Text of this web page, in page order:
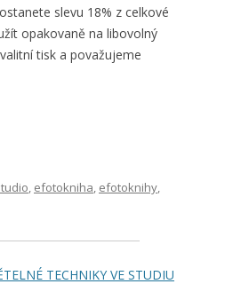
slevu 18% z celkové
opakovaně na libovolný
tisk a považujeme
, efotokniha, efotoknihy,
TECHNIKY VE STUDIU